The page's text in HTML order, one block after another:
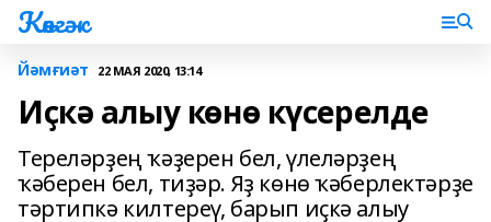
Көнгәк
Йәмғиәт 22 МАЯ 2020, 13:14
Иҫкә алыу көнө күсерелде
Тереләрҙең ҡәҙерен бел, үлеләрҙең
ҡәберен бел, тиҙәр. Яҙ көнө ҡәберлектәрҙе
тәртипкә килтереү, барып иҫкә алыу